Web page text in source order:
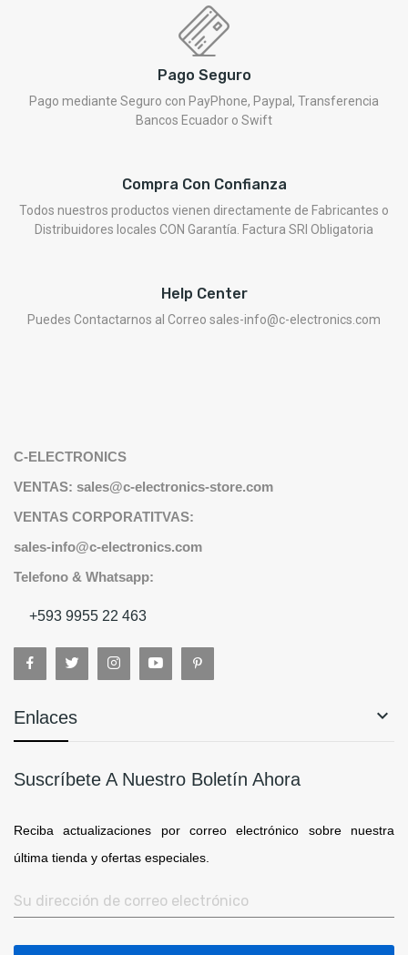
Pago Seguro
Pago mediante Seguro con PayPhone, Paypal, Transferencia
Bancos Ecuador o Swift
Compra Con Confianza
Todos nuestros productos vienen directamente de Fabricantes o
Distribuidores locales CON Garantía. Factura SRI Obligatoria
Help Center
Puedes Contactarnos al Correo sales-info@c-electronics.com
C-ELECTRONICS
VENTAS: sales@c-electronics-store.com
VENTAS CORPORATITVAS:
sales-info@c-electronics.com
Telefono & Whatsapp:
+593 9955 22 463
Enlaces 
Suscríbete A Nuestro Boletín Ahora
Reciba actualizaciones por correo electrónico sobre nuestra
última tienda y ofertas especiales.